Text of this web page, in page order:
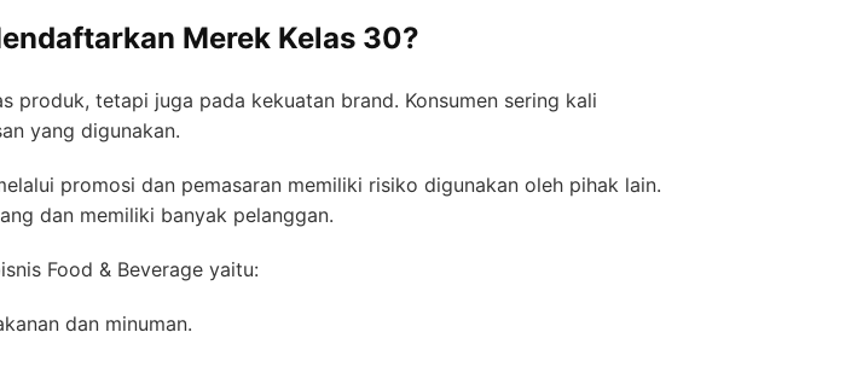
Merek Kelas 30?
produk, tetapi juga pada kekuatan brand. Konsumen sering kali
yang digunakan.
promosi dan pemasaran memiliki risiko digunakan oleh pihak lain.
dan memiliki banyak pelanggan.
Food & Beverage yaitu:
dan minuman.